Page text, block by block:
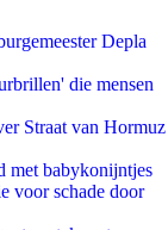
Depla
die mensen
Straat van Hormuz
met babykonijntjes
voor schade door